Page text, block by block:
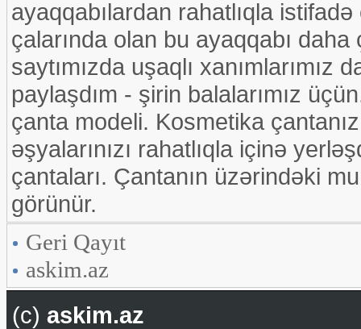
ayaqqabılardan rahatlıqla
çalarında olan bu ayaqqabı
saytımızda uşaqlı xanımlarımız
paylaşdım - şirin balalarımız
çanta modeli. Kosmetika
əşyalarınızı rahatlıqla içinə
çantaları. Çantanın üzərindəki
görünür.
Geri Qayıt
askim.az
(c) askim.az